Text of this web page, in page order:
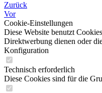
Zurück
Vor
Cookie-Einstellungen
Diese Website benutzt
Direktwerbung dienen oder
Konfiguration
Technisch erforderlich
Diese Cookies sind für die